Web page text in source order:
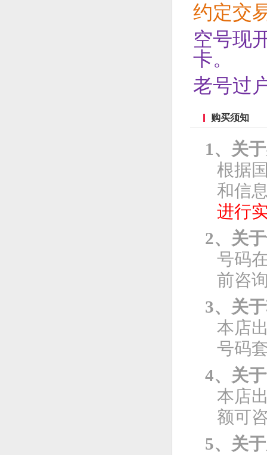
约定交
空号现
卡。
老号过
购买须知
1、关
根据
和信
进行
2、关
号码
前咨
3、关
本店
号码
4、关
本店
额可
5、关